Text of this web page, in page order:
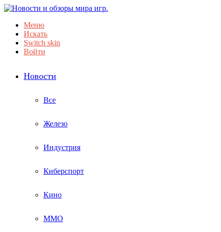
Меню
Искать
Switch skin
Войти
Новости
Все
Железо
Индустрия
Киберспорт
Кино
ММО